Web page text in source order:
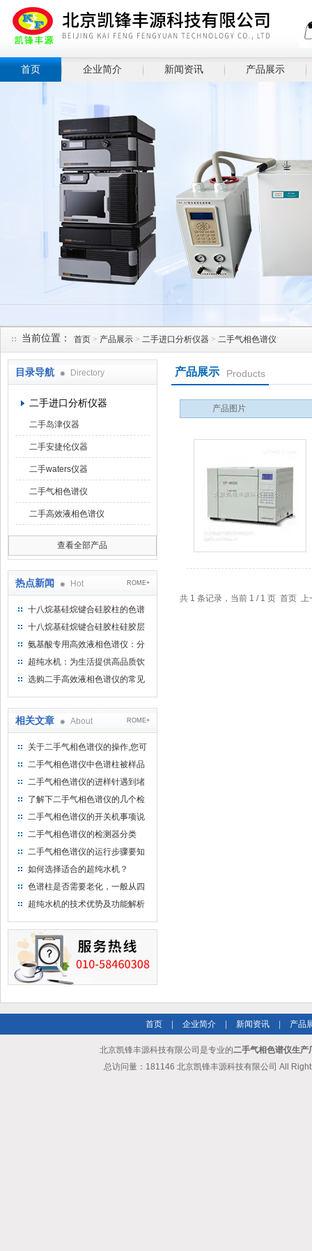
首页 企业简介 新闻资讯 产品展示
当前位置： 首页 > 产品展示 > 二手进口分析仪器 > 二手气相色谱仪
目录导航 Directory
二手进口分析仪器
二手岛津仪器
二手安捷伦仪器
二手waters仪器
二手气相色谱仪
二手高效液相色谱仪
查看全部产品
热点新闻 Hot ROME+
十八烷基硅烷键合硅胶柱的色谱
方法浅述
十八烷基硅烷键合硅胶柱硅胶层
析时如何装柱
氨基酸专用高效液相色谱仪：分
析氨基酸的仪器
超纯水机：为生活提供高品质饮
用水
选购二手高效液相色谱仪的常见
相关文章 About ROME+
关于二手气相色谱仪的操作,您可
能还不甚了解
二手气相色谱仪中色谱柱被样品
或者杂质污染该如何紧急应对？
二手气相色谱仪的进样针遇到堵
塞、质量较差该如何解决？
了解下二手气相色谱仪的几个检
查项目
二手气相色谱仪的开关机事项说
明
二手气相色谱仪的检测器分类
二手气相色谱仪的运行步骤要知
晓
如何选择适合的超纯水机？
色谱柱是否需要老化，一般从四
个方面来判断
超纯水机的技术优势及功能解析
产品展示 Products
产品图片
共 1 条记录，当前 1 / 1 页 首页
首页 企业简介 新闻资讯 产品
北京凯锋丰源科技有限公司是专业的二手气相色谱仪生产
总访问量：181146 北京凯锋丰源科技有限公司 All